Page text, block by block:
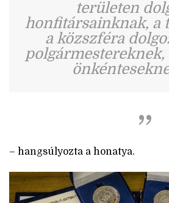
területen
honfitársainknak, a
a közszféra
– hangsúlyozta a honatya.